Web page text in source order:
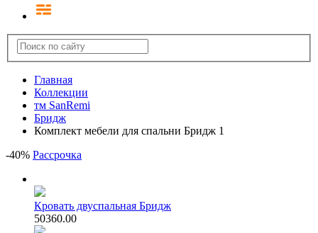
Главная
Коллекции
тм SanRemi
Бридж
Комплект мебели для спальни Бридж 1
-40% Рассрочка
Кровать двуспальная Бридж
50360.00